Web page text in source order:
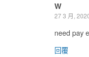
W
27 3 月,
need pay
回覆